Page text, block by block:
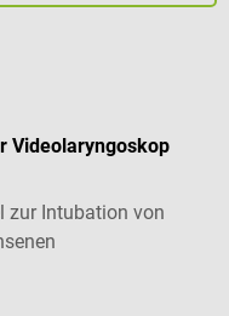
Videolaryngoskop
zur Intubation von